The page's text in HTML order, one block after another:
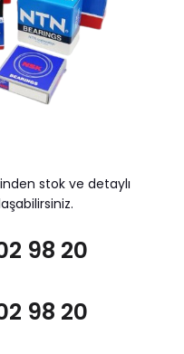
stok ve detaylı
98 20
98 20